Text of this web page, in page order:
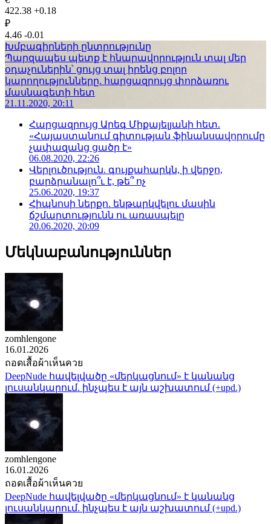
422.38 +0.18
₽
4.46 -0.01
Խմբագիրների ընտրությունը
Պարզապես պետք է հնարավորություն տալ մեր
օդաչուներին՝ ցույց տալ իրենց բոլոր
կարողությունները. հարցազրույց փորձառու
մասնագետի հետ
21.11.2020, 20:11
Հարցազրույց Արեգ Միքայելյանի հետ.
«Հայաստանում գիտության ֆինանսավորումը
չափազանց ցածր է»
06.08.2020, 22:26
Վերլուծություն. գույքահարկն, ի վերջո,
բարձրանալո՞ւ է, թե՞ ոչ
25.06.2020, 19:37
Հիպնոսի ներքո. ենթարկվելու մասին
ճշմարտությունն ու առասպելը
20.06.2020, 20:09
Մեկնաբանություններ
zomhlengone
16.01.2026
ถอดเสื้อผ้าเห็นควย
DeepNude հավելվածը «մերկացնում» է կանանց
լուսանկարում. ինչպես է այն աշխատում (+upd.)
zomhlengone
16.01.2026
ถอดเสื้อผ้าเห็นควย
DeepNude հավելվածը «մերկացնում» է կանանց
լուսանկարում. ինչպես է այն աշխատում (+upd.)